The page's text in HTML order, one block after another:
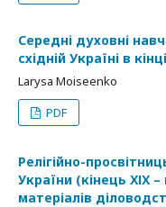
Середні духовні
східній Україні в
Larysa Moiseenko
PDF
Релігійно-
України (кінець ХІХ
матеріалів